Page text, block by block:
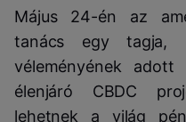
Május 24-én az
tanács egy tagja,
véleményének
élenjáró CBDC
lehetnek a világ